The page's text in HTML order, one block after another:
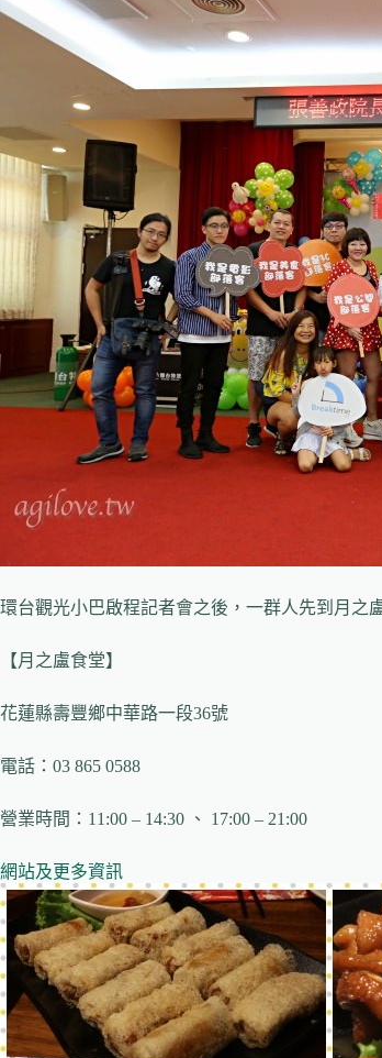
環台觀光小巴啟程記者會之後，一群人先到 月之
【月之盧食堂】
花蓮縣壽豐鄉中華路一段36號
電話：03 865 0588
營業時間：11:00 – 14:30 、 17:00 – 21:00
網站及更多資訊